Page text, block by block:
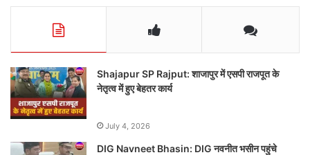
Shajapur SP Rajput: शाजापुर में एसपी राजपूत के
नेतृत्व में हुए बेहतर कार्य
July 4, 2026
DIG Navneet Bhasin: DIG नवनीत भसीन पहुंचे